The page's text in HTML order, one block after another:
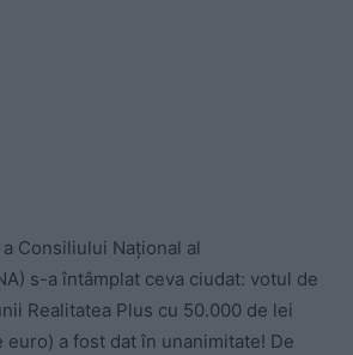
Consiliului Naţional al
s-a întâmplat ceva ciudat: votul de
Realitatea Plus cu 50.000 de lei
euro) a fost dat în unanimitate! De